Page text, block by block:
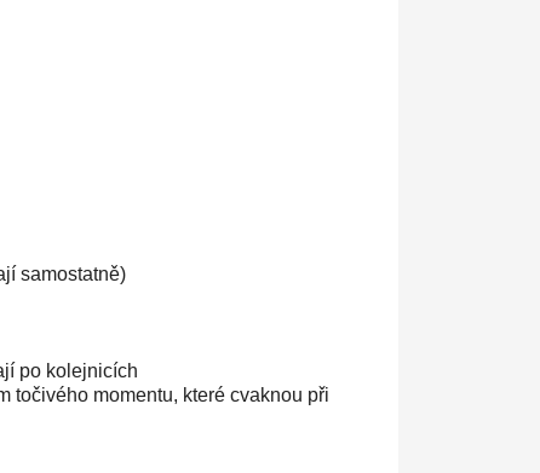
samostatně)
po kolejnicích
točivého momentu, které cvaknou při